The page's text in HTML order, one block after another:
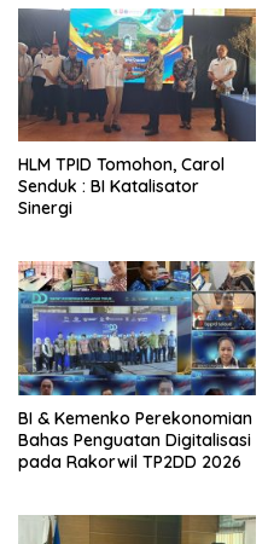
HLM TPID Tomohon, Carol
Senduk : BI Katalisator
Sinergi
BI & Kemenko Perekonomian
Bahas Penguatan Digitalisasi
pada Rakorwil TP2DD 2026